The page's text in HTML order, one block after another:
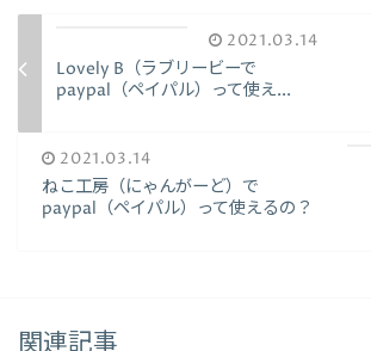
2021.03.14
Lovely B（ラブリービ
paypal（ペイパル）
2021.03.14
ねこ工房（にゃんがーど）で